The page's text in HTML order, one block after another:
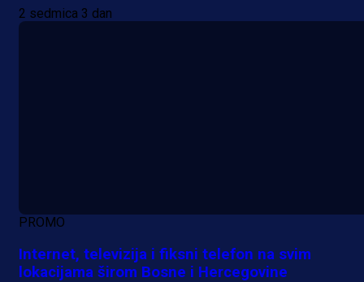
2 sedmica 3 dan
PROMO
Internet, televizija i fiksni telefon na svim
lokacijama širom Bosne i Hercegovine